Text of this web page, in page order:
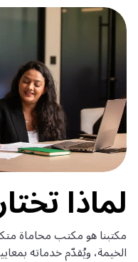
لماذا
مكتبنا هو مكتب محاماة
الخيمة، ويُقدّم خدماته